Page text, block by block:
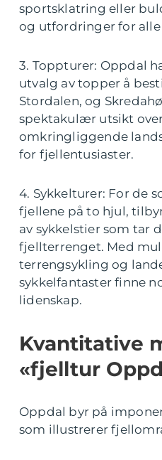
sportsklatring eller
og utfordringer for alle
3. Toppturer: Oppdal
utvalg av topper å
Stordalen, og
spektakulær utsikt
omkringliggende
for fjellentusiaster.
4. Sykkelturer: For de
fjellene på to hjul,
av sykkelstier som tar
fjellterrenget. Med
terrengsykling og
sykkelfantaster finne
lidenskap.
Kvantitative
«fjelltur
Oppdal byr på
som illustrerer